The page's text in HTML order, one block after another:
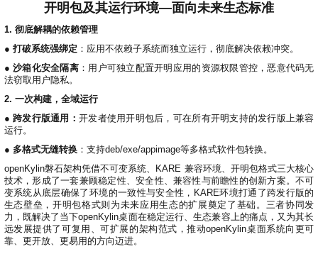
动
开明包及其运行环境—面向未来生态标准
1. 彻底解耦的依赖管理
● 打破系统强绑定 ：应用不依赖子系统而独立运行，彻底解决依赖冲突。
●沙箱化安全隔离：用户可独立配置开明应用的资源权限管控，恶意代码无
法窃取用户隐私。
2. 一次构建，全域运行
● 跨发行版通用： 开发者使用开明包后，可在所有开明支持的发行版上兼容
运行。
● 多格式无缝转换：支持deb/exe/appimage等多格式软件包转换。
openKylin磐石架构凭借不可变系统、KARE 兼容环境、开明包格式三大核心
技术，形成了一套兼顾稳定性、安全性、兼容性与前瞻性的创新方案。不可
变系统从底层确保了环境的一致性与安全性，KARE环境打通了跨发行版的
生态壁垒，开明包格式则为未来应用生态的扩展奠定了基础。三者协同发
力，既解决了当下openKylin桌面在稳定运行、生态兼容上的痛点，又为其长
远发展提供了可复用、可扩展的架构范式，推动openKylin桌面系统向更可
靠、更开放、更易用的方向迈进。